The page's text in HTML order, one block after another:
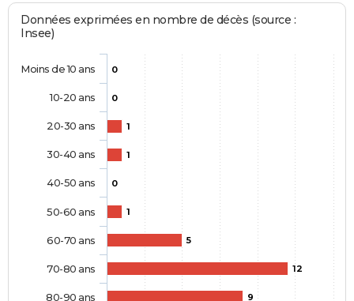
Données exprimées en nombre de décès (source :
Insee)
0
0
1
1
0
1
5
12
9
Moins de 10 ans
10-20 ans
20-30 ans
30-40 ans
40-50 ans
50-60 ans
60-70 ans
70-80 ans
80-90 ans